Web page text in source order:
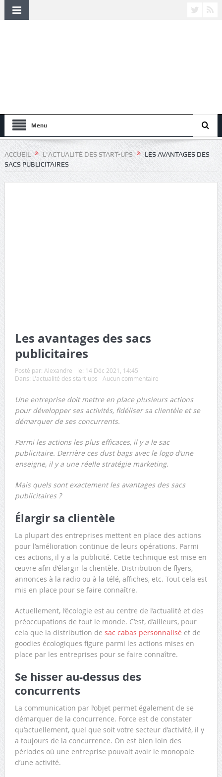
Menu
ACCUEIL L'ACTUALITÉ DES START-UPS
LES AVANTAGES DES
SACS PUBLICITAIRES
Les avantages des sacs
publicitaires
Posté par: Alexandre le: 14 Déc 2021, 14:45
Dans: L'actualité des start-ups Aucun commentaire
Une entreprise doit mettre en place plusieurs actions
pour développer ses activités, fidéliser sa clientèle et se
démarquer de ses concurrents.
Parmi les actions les plus efficaces, il y a le sac
publicitaire. Derrière ces dust bags avec le logo d’une
enseigne, il y a une réelle stratégie marketing.
Mais quels sont exactement les avantages des sacs
publicitaires ?
Élargir sa clientèle
La plupart des entreprises mettent en place des actions
pour l’amélioration continue de leurs opérations. Parmi
ces actions, il y a la publicité. Cette technique est mise en
œuvre afin d’élargir la clientèle. Distribution de flyers,
annonces à la radio ou à la télé, affiches, etc. Tout cela est
mis en place pour se faire connaître.
Actuellement, l’écologie est au centre de l’actualité et des
préoccupations de tout le monde. C’est, d’ailleurs, pour
cela que la distribution de sac cabas personnalisé et de
goodies écologiques figure parmi les actions mises en
place par les entreprises pour se faire connaître.
Se hisser au-dessus des
concurrents
La communication par l’objet permet également de se
démarquer de la concurrence. Force est de constater
qu’actuellement, quel que soit votre secteur d’activité, il y
a toujours de la concurrence. On est bien loin des
périodes où une entreprise pouvait avoir le monopole
d’une activité.